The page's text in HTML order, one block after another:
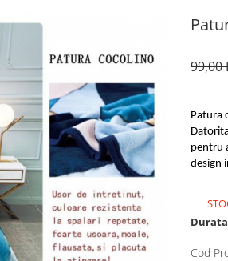
99,00
Patura
pentru
design
Cod